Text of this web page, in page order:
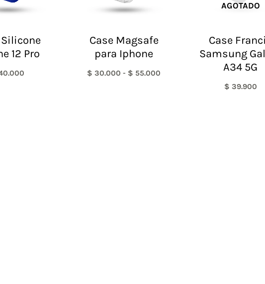
Silicone
12 Pro
Case Magsafe
para Iphone
$ 30.000 - $ 55.000
AGOTADO
Case
Samsung
A34 5G
$ 39.900